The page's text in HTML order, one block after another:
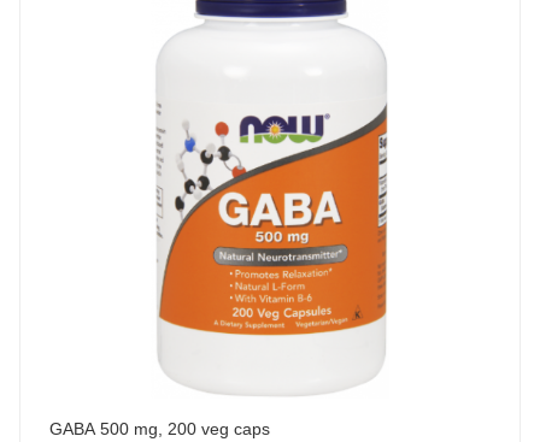
GABA 500 mg, 200 veg caps